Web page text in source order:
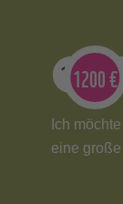
1200€
1000€
Ich
eine